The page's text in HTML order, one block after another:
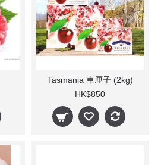
Tasmania 車厘子 (2kg)
HK$850